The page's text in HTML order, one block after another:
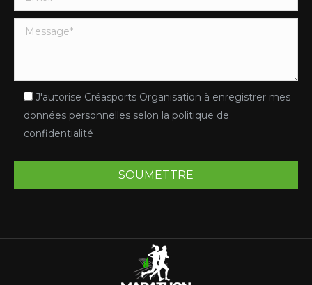
J'autorise Créasports Organisation à enregistrer mes
données personnelles selon la politique de
confidentialité